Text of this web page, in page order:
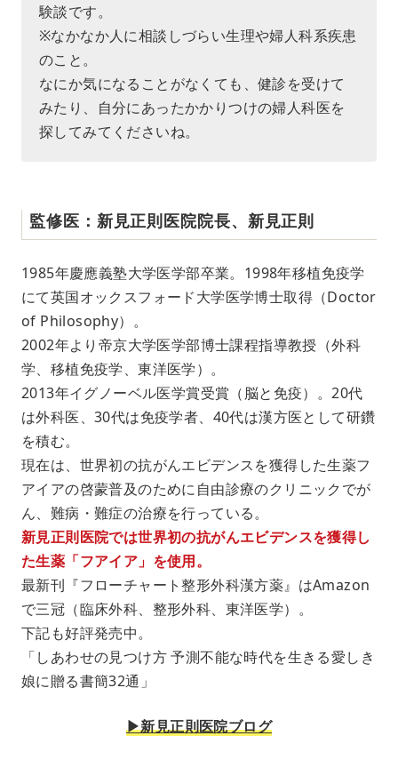
験談です。
※なかなか人に相談しづらい生理や婦人科系疾患
のこと。
なにか気になることがなくても、健診を受けて
みたり、自分にあったかかりつけの婦人科医を
探してみてくださいね。
監修医：新見正則医院院長、新見正則
1985年慶應義塾大学医学部卒業。1998年移植免疫学
にて英国オックスフォード大学医学博士取得（Doctor
of Philosophy）。
2002年より帝京大学医学部博士課程指導教授（外科
学、移植免疫学、東洋医学）。
2013年イグノーベル医学賞受賞（脳と免疫）。20代
は外科医、30代は免疫学者、40代は漢方医として研鑽
を積む。
現在は、世界初の抗がんエビデンスを獲得した生薬フ
アイアの啓蒙普及のために自由診療のクリニックでが
ん、難病・難症の治療を行っている。
新見正則医院では世界初の抗がんエビデンスを獲得し
た生薬「フアイア」を使用。
最新刊『フローチャート整形外科漢方薬』はAmazon
で三冠（臨床外科、整形外科、東洋医学）。
下記も好評発売中。
「しあわせの見つけ方 予測不能な時代を生きる愛しき
娘に贈る書簡32通」
▶︎新見正則医院ブログ